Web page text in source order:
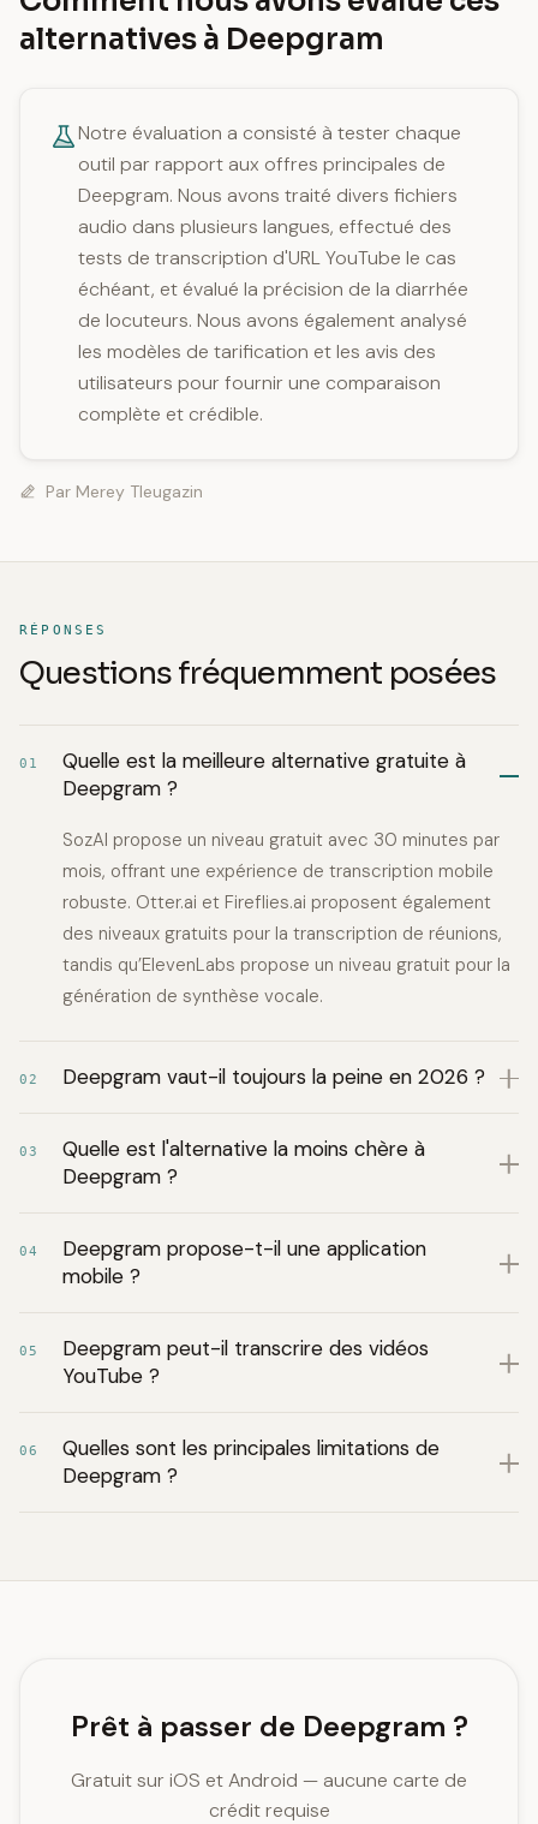
alternatives à Deepgram
Notre évaluation a consisté à tester chaque
outil par rapport aux offres principales de
Deepgram. Nous avons traité divers fichiers
audio dans plusieurs langues, effectué des
tests de transcription d'URL YouTube le cas
échéant, et évalué la précision de la diarrhée
de locuteurs. Nous avons également analysé
les modèles de tarification et les avis des
utilisateurs pour fournir une comparaison
complète et crédible.
Par Merey Tleugazin
RÉPONSES
Questions fréquemment posées
01
Quelle est la meilleure alternative gratuite à
Deepgram ?
SozAI propose un niveau gratuit avec 30 minutes par
mois, offrant une expérience de transcription mobile
robuste. Otter.ai et Fireflies.ai proposent également
des niveaux gratuits pour la transcription de réunions,
tandis qu’ElevenLabs propose un niveau gratuit pour la
génération de synthèse vocale.
02 Deepgram vaut-il toujours la peine en 2026 ?
03
Quelle est l'alternative la moins chère à
Deepgram ?
04
Deepgram propose-t-il une application
mobile ?
05
Deepgram peut-il transcrire des vidéos
YouTube ?
06
Quelles sont les principales limitations de
Deepgram ?
Prêt à passer de Deepgram ?
Gratuit sur iOS et Android — aucune carte de
crédit requise